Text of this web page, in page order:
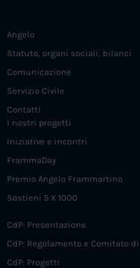
Angelo
Statuto, organi sociali, bilanci
Comunicazione
Servizio Civile
Contatti
I nostri progetti
Iniziative e incontri
FrammaDay
Premio Angelo Frammartino
Sostieni 5 X 1000
CdP: Presentazione
CdP: Regolamento e Comitato
CdP: Progetti